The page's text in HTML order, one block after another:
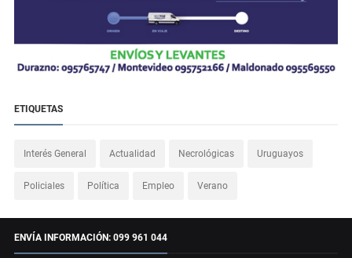
ETIQUETAS
Interés General Actualidad Necrológicas Uruguayos
Policiales Política Empleo Verano
ENVÍA INFORMACIÓN: 099 961 044